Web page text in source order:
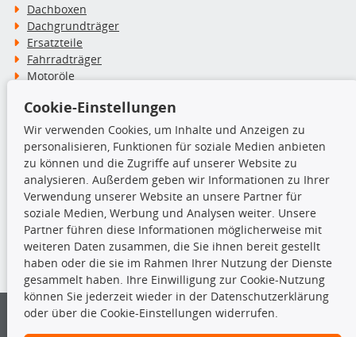
Dachboxen
Dachgrundträger
Ersatzteile
Fahrradträger
Motoröle
Schneeketten
TecDoc Inside
Die hier angezeigten Daten insbesondere die gesamte Datenbank dürfen
nicht kopiert werden.
Es ist zu unterlassen, die Daten oder die gesamte Datenbank ohne
vorherige Zustimmung von TecDoc zu vervielfältigen, zu verbreiten
und/oder diese Handlungen durch Dritte ausführen zu lassen. Ein
Cookie-Einstellungen
Wir verwenden Cookies, um Inhalte und Anzeigen zu
personalisieren, Funktionen für soziale Medien anbieten
zu können und die Zugriffe auf unserer Website zu
analysieren. Außerdem geben wir Informationen zu Ihrer
Verwendung unserer Website an unsere Partner für
soziale Medien, Werbung und Analysen weiter. Unsere
Partner führen diese Informationen möglicherweise mit
weiteren Daten zusammen, die Sie ihnen bereit gestellt
haben oder die sie im Rahmen Ihrer Nutzung der Dienste
gesammelt haben. Ihre Einwilligung zur Cookie-Nutzung
können Sie jederzeit wieder in der Datenschutzerklärung
oder über die Cookie-Einstellungen widerrufen.